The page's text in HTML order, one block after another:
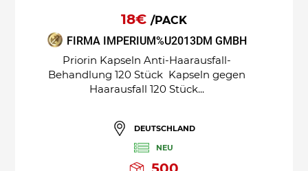
18€ /PACK
FIRMA IMPERIUM%U2013DM GMBH
Priorin Kapseln Anti-Haarausfall-
Behandlung 120 Stück Kapseln gegen
Haarausfall 120 Stück...
DEUTSCHLAND
NEU